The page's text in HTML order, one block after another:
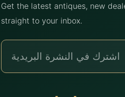
Get the latest antiques, new
straight to your inbox.